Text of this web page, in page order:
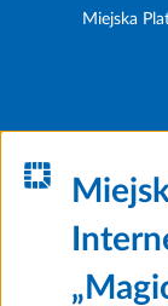
Miejska